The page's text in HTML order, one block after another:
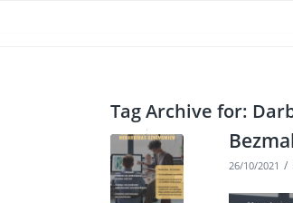
Tag Archive for:
26/10/2021 /